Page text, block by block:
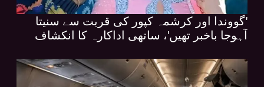
'گووندا اور کرشمہ کپور کی قربت سے سنیتا
آہوجا باخبر تھیں'، ساتھی اداکارہ کا انکشاف